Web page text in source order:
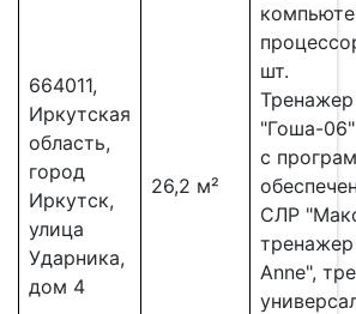
664011,
Иркутская
область,
город
Иркутск,
улица
Ударника,
дом 4
26,2 м²
шт.
"Гоша-
с
СЛР
Anne",